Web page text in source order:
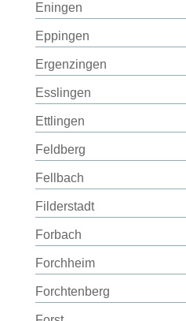
Eningen
Eppingen
Ergenzingen
Esslingen
Ettlingen
Feldberg
Fellbach
Filderstadt
Forbach
Forchheim
Forchtenberg